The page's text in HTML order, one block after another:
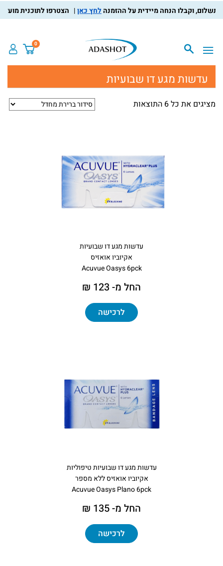
לחץ כאן הצטרפו לתוכנית מועדון
0
עדשות מגע דו שבועיות
מציגים את כל ⁦6⁩ התוצאות
עדשות מגע דו שבועיות
אקיוביו אואזיס
Acuvue Oasys 6pck
החל מ- 123 ₪
לרכישה
עדשות מגע דו שבועיות טיפוליות
אקיוביו אואזיס ללא מספר
Acuvue Oasys Plano 6pck
החל מ- 135 ₪
לרכישה